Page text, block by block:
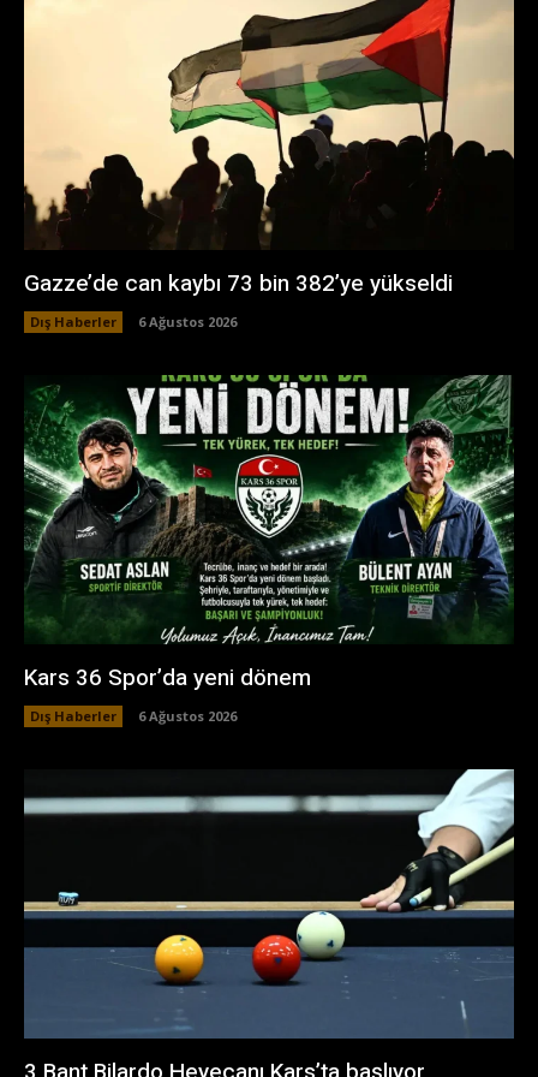
Gazze’de can kaybı 73 bin 382’ye yükseldi
Dış Haberler 6 Ağustos 2026
Kars 36 Spor’da yeni dönem
Dış Haberler 6 Ağustos 2026